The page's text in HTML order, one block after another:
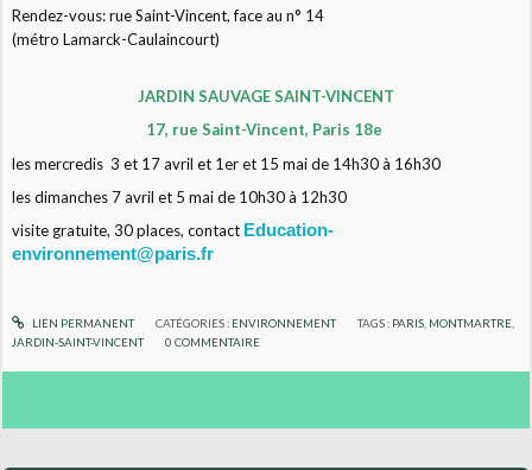
Rendez-vous: rue Saint-Vincent, face au n° 14
(métro Lamarck-Caulaincourt)
JARDIN SAUVAGE SAINT-VINCENT
17, rue Saint-Vincent, Paris 18e
les mercredis 3 et 17 avril et 1er et 15 mai de 14h30 à 16h30
les dimanches 7 avril et 5 mai de 10h30 à 12h30
visite gratuite, 30 places, contact Education-
environnement@paris.fr
LIEN PERMANENT CATÉGORIES : ENVIRONNEMENT TAGS : PARIS, MONTMARTRE,
JARDIN-SAINT-VINCENT
0 COMMENTAIRE